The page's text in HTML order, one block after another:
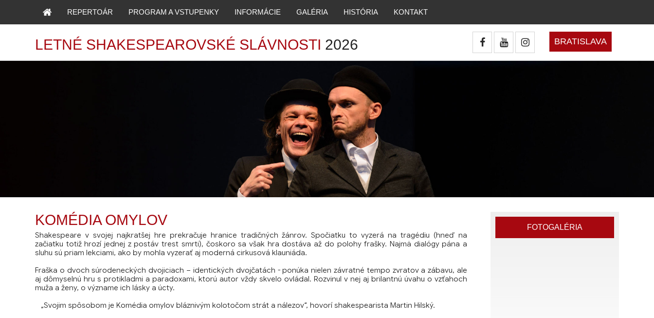
REPERTOÁR PROGRAM A VSTUPENKY INFORMÁCIE GALÉRIA HISTÓRIA KONTAKT
LETNÉ SHAKESPEAROVSKÉ SLÁVNOSTI 2026 BRATISLAVA
KOMÉDIA OMYLOV
Shakespeare v svojej najkratšej hre prekračuje hranice tradičných žánrov. Spočiatku to vyzerá na tragédiu (hneď na
začiatku totiž hrozí jednej z postáv trest smrti), čoskoro sa však hra dostáva až do polohy frašky. Najmä dialógy pána a
sluhu sú priam lekciami, ako by mohla vyzerať aj moderná cirkusová klauniáda.
Fraška o dvoch súrodeneckých dvojiciach – identických dvojčatách - ponúka nielen závratné tempo zvratov a zábavu, ale
aj dômyselnú hru s protikladmi a paradoxami, ktorú autor vždy skvelo ovládal. Rozvinul v nej aj brilantnú úvahu o vzťahoch
muža a ženy, o význame ich lásky a úcty.
„Svojim spôsobom je Komédia omylov bláznivým kolotočom strát a nálezov“, hovorí shakespearista Martin Hilský.
FOTOGALÉRIA